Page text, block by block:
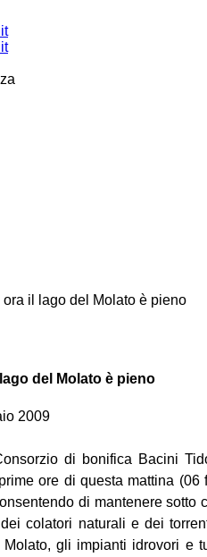
il lago del Molato è pieno
del Molato è pieno
2009
di bonifica Bacini
ore di questa mattina
di mantenere sotto
colatori naturali e dei
gli impianti idrovori e